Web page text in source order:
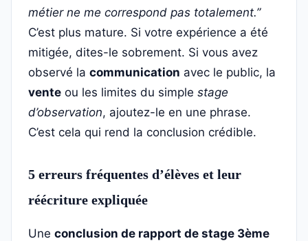
métier ne me correspond pas totalement.”
C’est plus mature. Si votre expérience a été
mitigée, dites-le sobrement. Si vous avez
observé la communication avec le public, la
vente ou les limites du simple stage
d’observation, ajoutez-le en une phrase.
C’est cela qui rend la conclusion crédible.
5 erreurs fréquentes d’élèves et leur
réécriture expliquée
Une conclusion de rapport de stage 3ème